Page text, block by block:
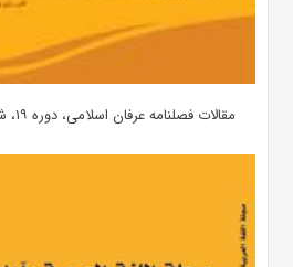
مقالات فصلنامه عرفان اسلامی، دوره ۱۹، شماره ۷۵ منتشر شد